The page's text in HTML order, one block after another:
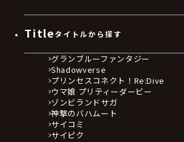
Titleタイトルから探す
グランブルーファンタジー
Shadowverse
プリンセスコネクト！Re:Dive
ウマ娘 プリティーダービー
ゾンビランドサガ
神撃のバハムート
サイコミ
サイピク